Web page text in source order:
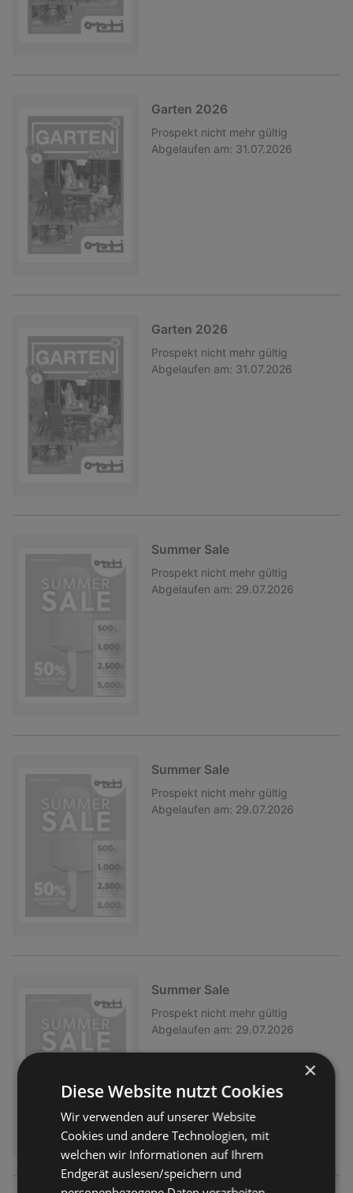
Garten 2026
Prospekt nicht mehr gültig
Abgelaufen am: 31.07.2026
Garten 2026
Prospekt nicht mehr gültig
Abgelaufen am: 31.07.2026
Summer Sale
Prospekt nicht mehr gültig
Abgelaufen am: 29.07.2026
Summer Sale
Prospekt nicht mehr gültig
Abgelaufen am: 29.07.2026
Summer Sale
Prospekt nicht mehr gültig
Abgelaufen am: 29.07.2026
×
Diese Website nutzt Cookies
Wir verwenden auf unserer Website
Cookies und andere Technologien, mit
welchen wir Informationen auf Ihrem
Endgerät auslesen/speichern und